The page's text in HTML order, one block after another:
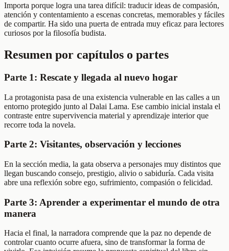
Importa porque logra una tarea difícil: traducir ideas de compasión,
atención y contentamiento a escenas concretas, memorables y fáciles
de compartir. Ha sido una puerta de entrada muy eficaz para lectores
curiosos por la filosofía budista.
Resumen por capítulos o partes
Parte 1: Rescate y llegada al nuevo hogar
La protagonista pasa de una existencia vulnerable en las calles a un
entorno protegido junto al Dalai Lama. Ese cambio inicial instala el
contraste entre supervivencia material y aprendizaje interior que
recorre toda la novela.
Parte 2: Visitantes, observación y lecciones
En la sección media, la gata observa a personajes muy distintos que
llegan buscando consejo, prestigio, alivio o sabiduría. Cada visita
abre una reflexión sobre ego, sufrimiento, compasión o felicidad.
Parte 3: Aprender a experimentar el mundo de otra
manera
Hacia el final, la narradora comprende que la paz no depende de
controlar cuanto ocurre afuera, sino de transformar la forma de